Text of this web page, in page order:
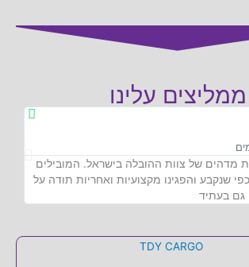
ממליצים עלינו
מדהים של צוות ההובלה בישראל. המובילים
שנקבע והפגינו מקצועיות ואחריות תודה על
גם בעתיד